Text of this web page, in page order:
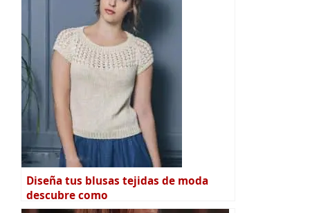
Diseña tus blusas tejidas de moda
descubre como